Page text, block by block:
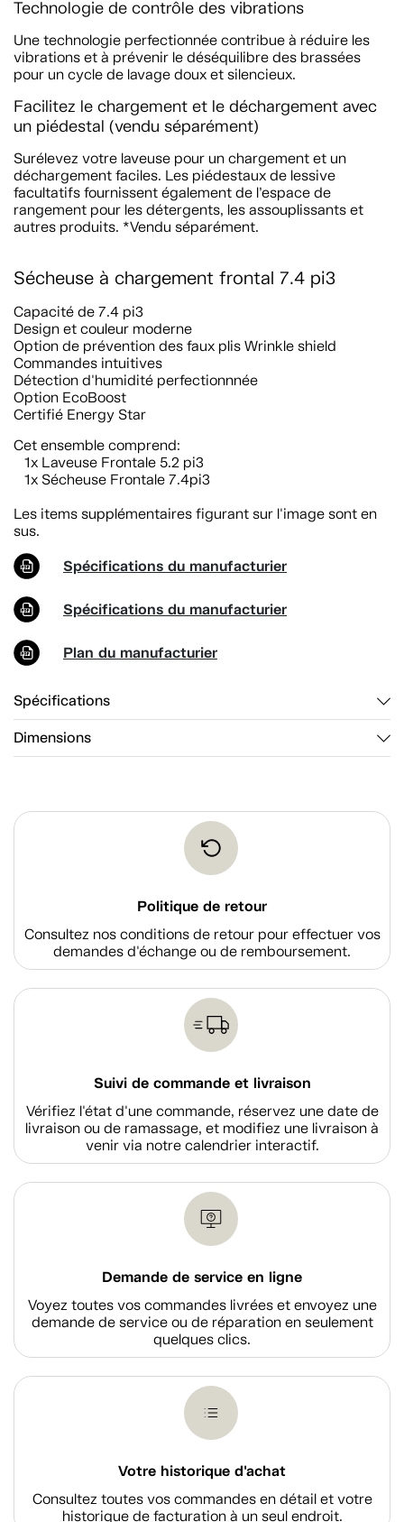
Technologie de contrôle des vibrations
Une technologie perfectionnée contribue à réduire les
vibrations et à prévenir le déséquilibre des brassées
pour un cycle de lavage doux et silencieux.
Facilitez le chargement et le déchargement avec
un piédestal (vendu séparément)
Surélevez votre laveuse pour un chargement et un
déchargement faciles. Les piédestaux de lessive
facultatifs fournissent également de l’espace de
rangement pour les détergents, les assouplissants et
autres produits. *Vendu séparément.
Sécheuse à chargement frontal 7.4 pi3
Capacité de 7.4 pi3
Design et couleur moderne
Option de prévention des faux plis Wrinkle shield
Commandes intuitives
Détection d'humidité perfectionnnée
Option EcoBoost
Certifié Energy Star
Cet ensemble comprend:
1x Laveuse Frontale 5.2 pi3
1x Sécheuse Frontale 7.4pi3
Les items supplémentaires figurant sur l'image sont en
sus.
Spécifications du manufacturier
Spécifications du manufacturier
Plan du manufacturier
Spécifications
Dimensions
Politique de retour
Consultez nos conditions de retour pour effectuer vos
demandes d'échange ou de remboursement.
Suivi de commande et livraison
Vérifiez l'état d'une commande, réservez une date de
livraison ou de ramassage, et modifiez une livraison à
venir via notre calendrier interactif.
Demande de service en ligne
Voyez toutes vos commandes livrées et envoyez une
demande de service ou de réparation en seulement
quelques clics.
Votre historique d'achat
Consultez toutes vos commandes en détail et votre
historique de facturation à un seul endroit.